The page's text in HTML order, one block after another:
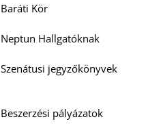
Baráti Kör
Neptun Hallgatóknak
Szenátusi jegyzőkönyvek
Beszerzési pályázatok